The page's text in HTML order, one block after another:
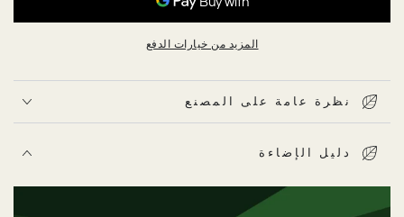
المزيد من خيارات الدفع
نظرة عامة على المصنع
دليل الإضاءة